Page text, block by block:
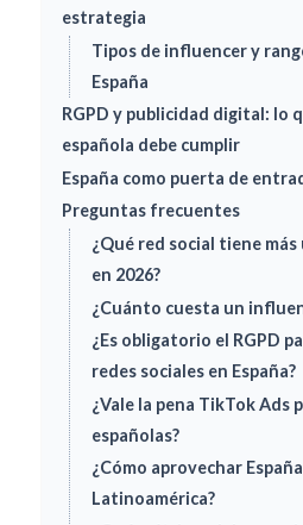
estrategia
Tipos de influencer y
España
RGPD y publicidad digital: lo
española debe cumplir
España como puerta de
Preguntas frecuentes
¿Qué red social tiene más
en 2026?
¿Cuánto cuesta un
¿Es obligatorio el RGPD
redes sociales en España?
¿Vale la pena TikTok Ads
españolas?
¿Cómo aprovechar
Latinoamérica?